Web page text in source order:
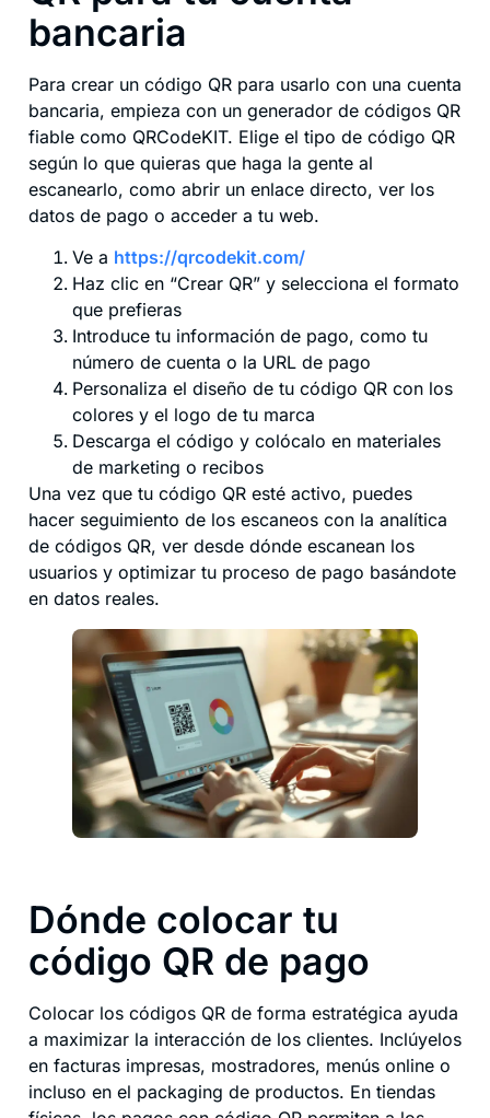
bancaria
Para crear un código QR para usarlo con una cuenta
bancaria, empieza con un generador de códigos QR
fiable como QRCodeKIT. Elige el tipo de código QR
según lo que quieras que haga la gente al
escanearlo, como abrir un enlace directo, ver los
datos de pago o acceder a tu web.
Ve a https://qrcodekit.com/
Haz clic en “Crear QR” y selecciona el formato
que prefieras
Introduce tu información de pago, como tu
número de cuenta o la URL de pago
Personaliza el diseño de tu código QR con los
colores y el logo de tu marca
Descarga el código y colócalo en materiales
de marketing o recibos
Una vez que tu código QR esté activo, puedes
hacer seguimiento de los escaneos con la analítica
de códigos QR, ver desde dónde escanean los
usuarios y optimizar tu proceso de pago basándote
en datos reales.
Dónde colocar tu
código QR de pago
Colocar los códigos QR de forma estratégica ayuda
a maximizar la interacción de los clientes. Inclúyelos
en facturas impresas, mostradores, menús online o
incluso en el packaging de productos. En tiendas